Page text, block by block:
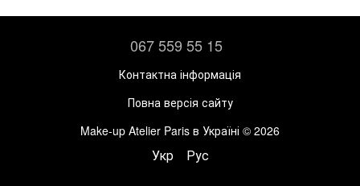
067 559 55 15
Контактна інформація
Повна версія сайту
Make-up Atelier Paris в Україні © 2026
Укр Рус